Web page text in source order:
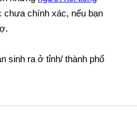
chưa chính xác, nếu bạn
sinh ra ở tỉnh/ thành phố